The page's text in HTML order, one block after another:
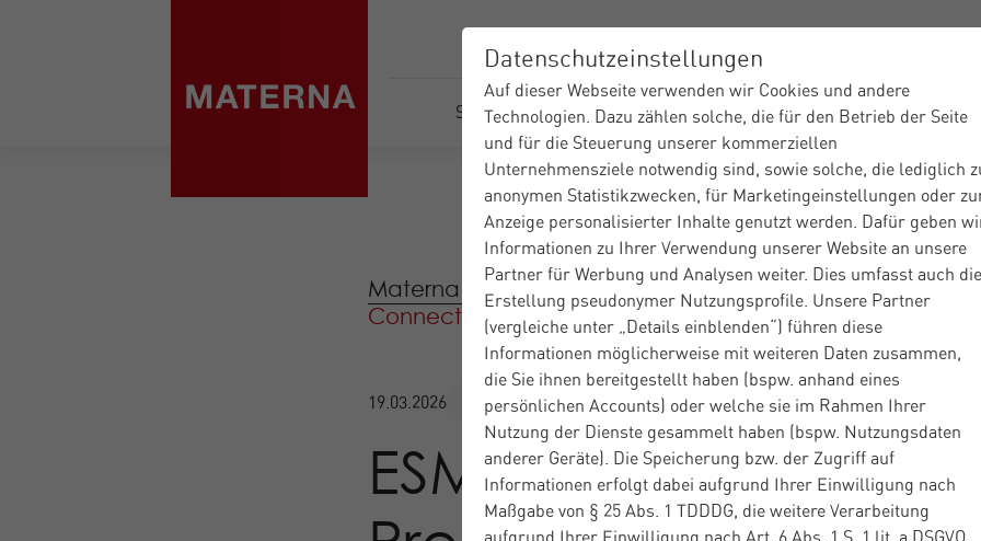
Datenschutzeinstellungen
Auf dieser Webseite verwenden wir Cookies und andere
Technologien. Dazu zählen solche, die für den Betrieb der Seite
und für die Steuerung unserer kommerziellen
Unternehmensziele notwendig sind, sowie solche, die lediglich
anonymen Statistikzwecken, für Marketingeinstellungen oder
Anzeige personalisierter Inhalte genutzt werden. Dafür geben
Informationen zu Ihrer Verwendung unserer Website an unsere
Partner für Werbung und Analysen weiter. Dies umfasst auch die
Erstellung pseudonymer Nutzungsprofile. Unsere Partner
(vergleiche unter „Details einblenden“) führen diese
Informationen möglicherweise mit weiteren Daten zusammen,
die Sie ihnen bereitgestellt haben (bspw. anhand eines
persönlichen Accounts) oder welche sie im Rahmen Ihrer
Nutzung der Dienste gesammelt haben (bspw. Nutzungsdaten
anderer Geräte). Die Speicherung bzw. der Zugriff auf
Informationen erfolgt dabei aufgrund Ihrer Einwilligung nach
Maßgabe von § 25 Abs. 1 TDDDG, die weitere Verarbeitung
aufgrund Ihrer Einwilligung nach Art. 6 Abs. 1 S. 1 lit. a DSGVO.
Services Branchen Partner Über Materna Insights
Materna IT-Dienstleister |Insights Blog|
Enterprise
Connect 2026: Das Pro...
19.03.2026 Blog Enterprise Service Management
ESM Connect 2026: